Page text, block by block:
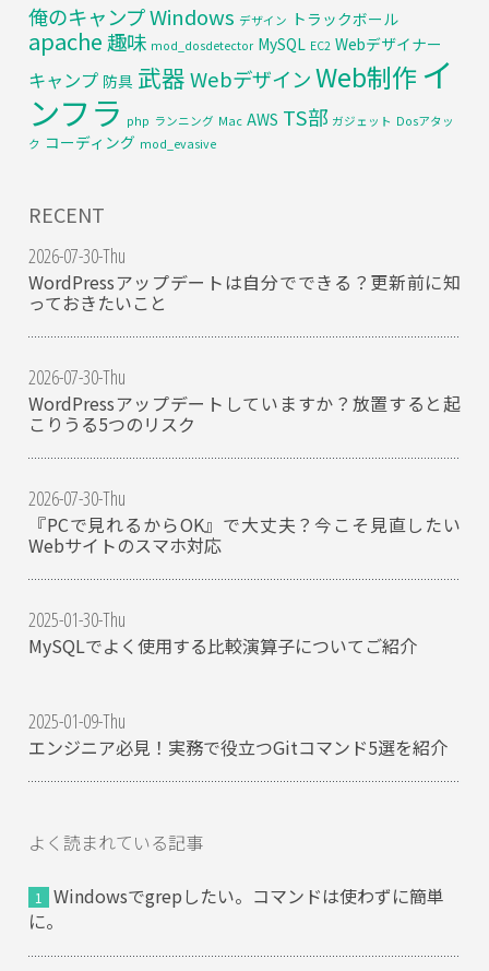
俺のキャンプWindows デザイン トラックボール
apache 趣味 mod_dosdetector MySQL EC2 Webデザイナー
キャンプ 防具 武器WebデザインWeb制作イ
ンフラ php ランニング Mac AWS TS部 ガジェット Dosアタッ
ク コーディング mod_evasive
RECENT
2026-07-30-Thu
WordPressアップデートは自分でできる？更新前に知
っておきたいこと
2026-07-30-Thu
WordPressアップデートしていますか？放置すると起
こりうる5つのリスク
2026-07-30-Thu
『PCで見れるからOK』で大丈夫？今こそ見直したい
Webサイトのスマホ対応
2025-01-30-Thu
MySQLでよく使用する比較演算子についてご紹介
2025-01-09-Thu
エンジニア必見！実務で役立つGitコマンド5選を紹介
よく読まれている記事
Windowsでgrepしたい。コマンドは使わずに簡単
に。